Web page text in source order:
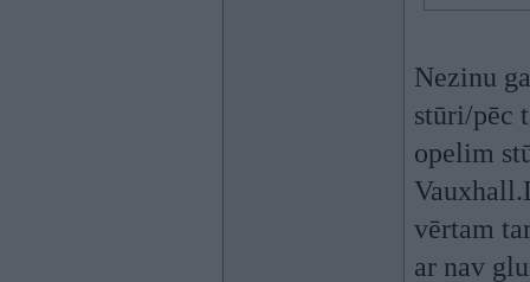
Nezinu
stūri/pēc
opelim
vērtam
ar nav